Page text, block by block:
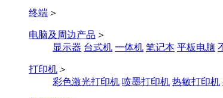
终端 ＞
电脑及周边产品 ＞
显示器 台式机 一体机 笔记本 平板电脑
打印机 ＞
彩色激光打印机 喷墨打印机 热敏打印机